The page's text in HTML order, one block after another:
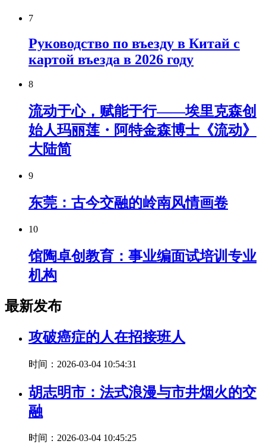
7
Руководство по въезду в Китай с
картой въезда в 2026 году
8
流动于心，赋能于行——埃里克森创
始人玛丽莲・阿特金森博士《流动》
大陆简
9
东莞：古今交融的岭南风情画卷
10
馆陶卓创教育：事业编面试培训专业
机构
最新发布
攻破癌症的人在招接班人
时间：2026-03-04 10:54:31
胡志明市：法式浪漫与市井烟火的交
融
时间：2026-03-04 10:45:25